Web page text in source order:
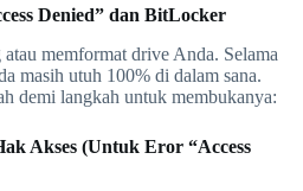
Denied” dan BitLocker
memformat drive Anda. Selama
masih utuh 100% di dalam sana.
demi langkah untuk membukanya:
Akses (Untuk Eror “Access